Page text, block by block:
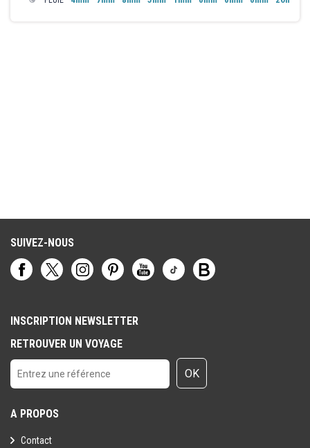
SUIVEZ-NOUS
INSCRIPTION NEWSLETTER
RETROUVER UN VOYAGE
OK
A PROPOS
Contact